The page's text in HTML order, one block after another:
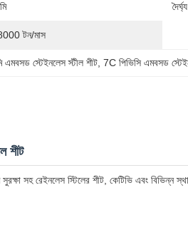
টন/মাস
এমবসড স্টেইনলেস স্টীল শীট , 7C পিভিসি এমবসড
শীট
সুরক্ষা সহ রেইনলেস স্টিলের শীট, কেটিভি এবং বিভিন্ন